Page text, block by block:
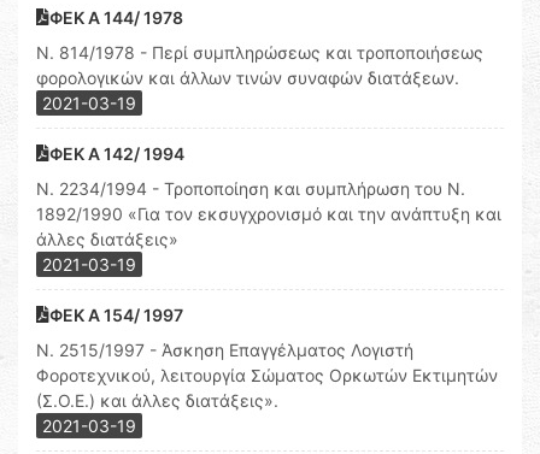
ΦΕΚ Α 144/ 1978
Ν. 814/1978 - Περί συμπληρώσεως και τροποποιήσεως
φορολογικών και άλλων τινών συναφών διατάξεων.
2021-03-19
ΦΕΚ Α 142/ 1994
Ν. 2234/1994 - Τροποποίηση και συμπλήρωση του Ν.
1892/1990 «Για τον εκσυγχρονισμό και την ανάπτυξη και
άλλες διατάξεις»
2021-03-19
ΦΕΚ Α 154/ 1997
Ν. 2515/1997 - Άσκηση Επαγγέλματος Λογιστή
Φοροτεχνικού, λειτουργία Σώματος Ορκωτών Εκτιμητών
(Σ.Ο.Ε.) και άλλες διατάξεις».
2021-03-19